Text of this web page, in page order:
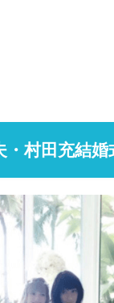
・村田充結婚